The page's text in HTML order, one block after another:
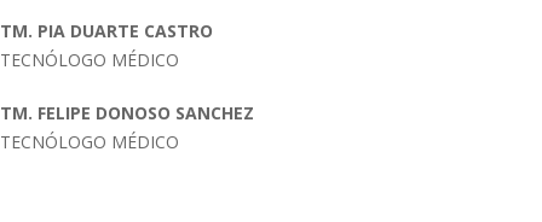
TM. PIA DUARTE CASTRO
TECNÓLOGO MÉDICO
TM. FELIPE DONOSO SANCHEZ
TECNÓLOGO MÉDICO